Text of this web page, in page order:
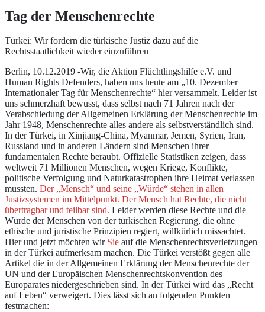
Tag der Menschenrechte
Türkei: Wir fordern die türkische Justiz dazu auf die
Rechtsstaatlichkeit wieder einzuführen
Berlin, 10.12.2019 -Wir, die Aktion Flüchtlingshilfe e.V. und
Human Rights Defenders, haben uns heute am „10. Dezember –
Internationaler Tag für Menschenrechte“ hier versammelt. Leider ist
uns schmerzhaft bewusst, dass selbst nach 71 Jahren nach der
Verabschiedung der Allgemeinen Erklärung der Menschenrechte im
Jahr 1948, Menschenrechte alles andere als selbstverständlich sind.
In der Türkei, in Xinjiang-China, Myanmar, Jemen, Syrien, Iran,
Russland und in anderen Ländern sind Menschen ihrer
fundamentalen Rechte beraubt. Offizielle Statistiken zeigen, dass
weltweit 71 Millionen Menschen, wegen Kriege, Konflikte,
politische Verfolgung und Naturkatastrophen ihre Heimat verlassen
mussten. Der „Mensch“ und seine „Würde“ stehen in allen
Justizsystemen im Mittelpunkt. Der Mensch hat Rechte, die nicht
übertragbar und teilbar sind. Leider werden diese Rechte und die
Würde der Menschen von der türkischen Regierung, die ohne
ethische und juristische Prinzipien regiert, willkürlich missachtet.
Hier und jetzt möchten wir Sie auf die Menschenrechtsverletzungen
in der Türkei aufmerksam machen. Die Türkei verstößt gegen alle
Artikel die in der Allgemeinen Erklärung der Menschenrechte der
UN und der Europäischen Menschenrechtskonvention des
Europarates niedergeschrieben sind. In der Türkei wird das „Recht
auf Leben“ verweigert. Dies lässt sich an folgenden Punkten
festmachen: